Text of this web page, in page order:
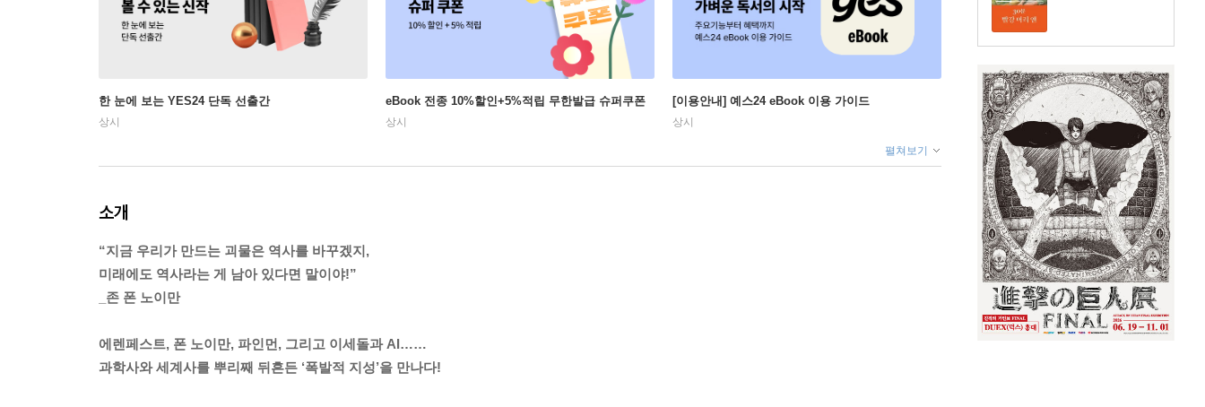
한 눈에 보는 YES24 단독 선출간
상시
eBook 전종 10%할인+5%적립 무한발급 슈퍼쿠폰
상시
[이용안내] 예스24 eBook 이용 가이드
상시
펼쳐보기
소개
“지금 우리가 만드는 괴물은 역사를 바꾸겠지,
미래에도 역사라는 게 남아 있다면 말이야!”
_존 폰 노이만
에렌페스트, 폰 노이만, 파인먼, 그리고 이세돌과 AI……
과학사와 세계사를 뿌리째 뒤흔든 ‘폭발적 지성’을 만나다!